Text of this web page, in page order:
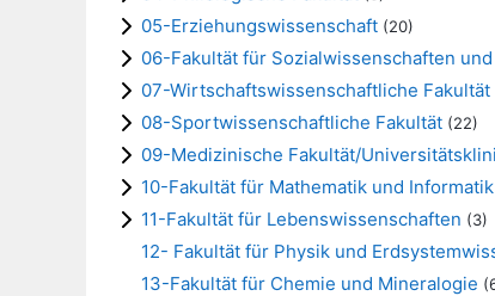
05-Erziehungswissenschaft (20)
06-Fakultät für Sozialwissenschaften
07-Wirtschaftswissenschaftliche Fakultät
08-Sportwissenschaftliche Fakultät (22)
09-Medizinische Fakultät/
10-Fakultät für Mathematik und Informatik
11-Fakultät für Lebenswissenschaften (3)
12- Fakultät für Physik und
13-Fakultät für Chemie und Mineralogie